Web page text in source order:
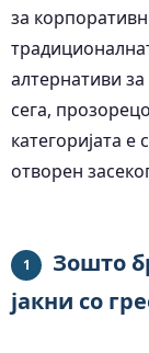
за
алтернативи
сега,
категоријата
отворен
1
Зошто
јакни со